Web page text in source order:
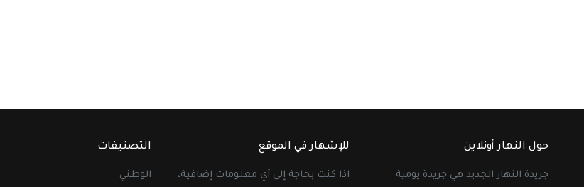
حول النهار أونلاين
جريدة النهار الجديد هي جريدة يومية
للإشهار في الموقع
اذا كنت بحاجة إلى أي معلومات إضافية،
التصنيفات
الوطني